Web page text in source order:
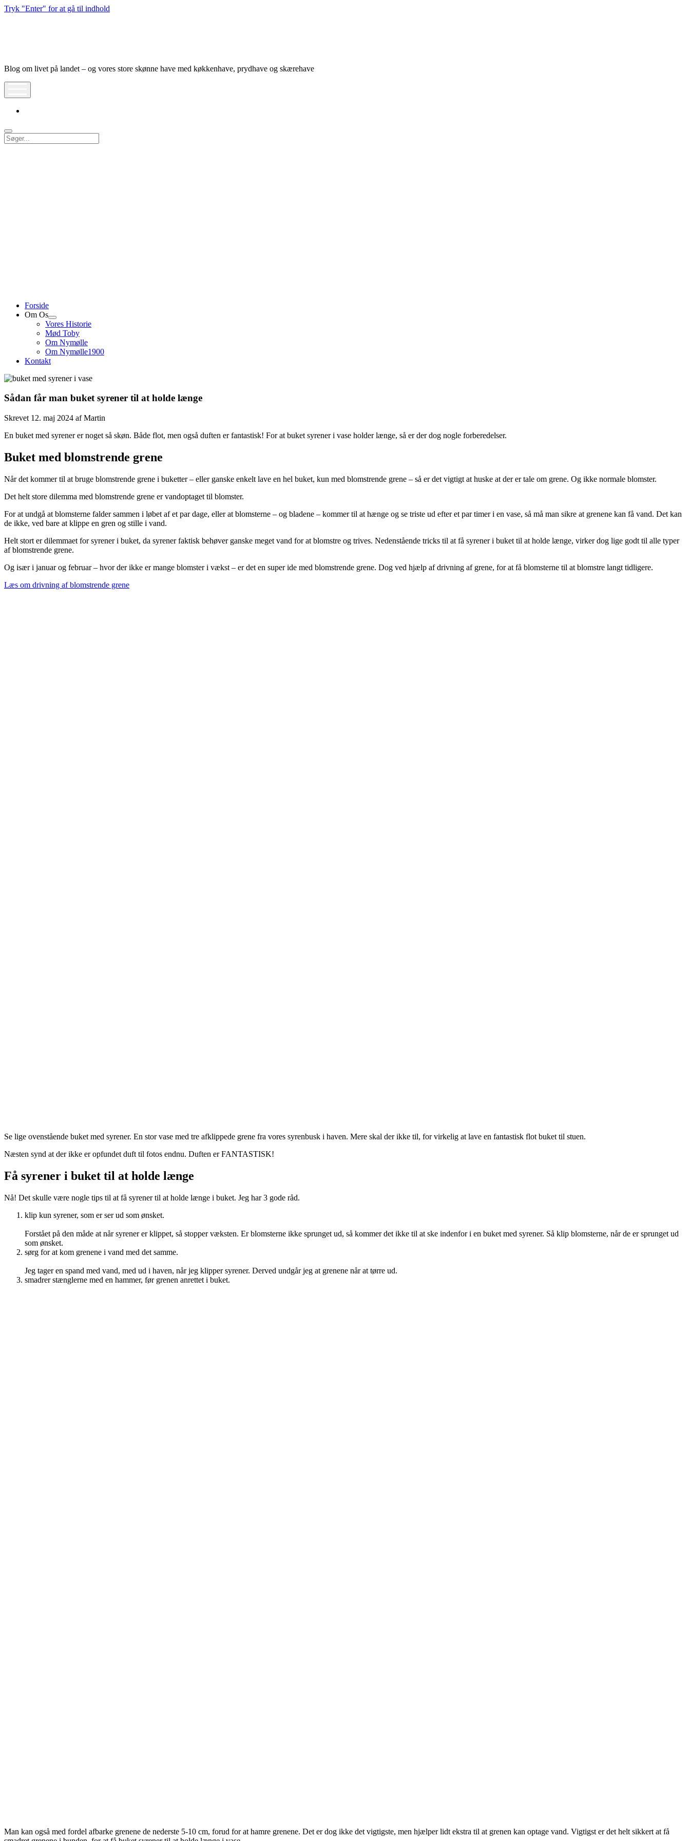
Tryk "Enter" for at gå til indhold
Blog om livet på landet – og vores store skønne have med køkkenhave, prydhave og skærehave
Søg
Forside
Om Os
Åbn
dropdown
meny
Vores Historie
Mød Toby
Om Nymølle
Om Nymølle1900
Kontakt
Sådan får man buket syrener til at holde længe
Skrevet 12. maj 2024 afMartin
En buket med syrener er noget så skøn. Både flot, men også duften er fantastisk! For at buket syrener i vase holder længe, så er der dog nogle forberedelser.
Buket med blomstrende grene
Når det kommer til at bruge blomstrende grene i buketter – eller ganske enkelt lave en hel buket, kun med blomstrende grene – så er det vigtigt at huske at der er tale om grene. Og ikke normale blomster.
Det helt store dilemma med blomstrende grene er vandoptaget til blomster.
For at undgå at blomsterne falder sammen i løbet af et par dage, eller at blomsterne – og bladene – kommer til at hænge og se triste ud efter et par timer i en vase, så må man sikre at grenene kan få vand. Det kan
de ikke, ved bare at klippe en gren og stille i vand.
Helt stort er dilemmaet for syrener i buket, da syrener faktisk behøver ganske meget vand for at blomstre og trives. Nedenstående tricks til at få syrener i buket til at holde længe, virker dog lige godt til alle typer
af blomstrende grene.
Og især i januar og februar – hvor der ikke er mange blomster i vækst – er det en super ide med blomstrende grene. Dog ved hjælp af drivning af grene, for at få blomsterne til at blomstre langt tidligere.
Læs om drivning af blomstrende grene
Se lige ovenstående buket med syrener. En stor vase med tre afklippede grene fra vores syrenbusk i haven. Mere skal der ikke til, for virkelig at lave en fantastisk flot buket til stuen.
Næsten synd at der ikke er opfundet duft til fotos endnu. Duften er FANTASTISK!
Få syrener i buket til at holde længe
Nå! Det skulle være nogle tips til at få syrener til at holde længe i buket. Jeg har 3 gode råd.
klip kun syrener, som er ser ud som ønsket.
Forstået på den måde at når syrener er klippet, så stopper væksten. Er blomsterne ikke sprunget ud, så kommer det ikke til at ske indenfor i en buket med syrener. Så klip blomsterne, når de er sprunget ud
som ønsket.
sørg for at kom grenene i vand med det samme.
Jeg tager en spand med vand, med ud i haven, når jeg klipper syrener. Derved undgår jeg at grenene når at tørre ud.
smadrer stænglerne med en hammer, før grenen anrettet i buket.
Man kan også med fordel afbarke grenene de nederste 5-10 cm, forud for at hamre grenene. Det er dog ikke det vigtigste, men hjælper lidt ekstra til at grenen kan optage vand. Vigtigst er det helt sikkert at få